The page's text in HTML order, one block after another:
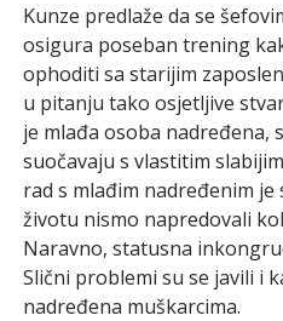
Kunze predlaže da se
osigura poseban trening
ophoditi sa starijim
u pitanju tako osjetljive
je mlađa osoba nadređena,
suočavaju s vlastitim
rad s mlađim nadređenim
životu nismo napredovali
Naravno, statusna
Slični problemi su se javili i
nadređena muškarcima.